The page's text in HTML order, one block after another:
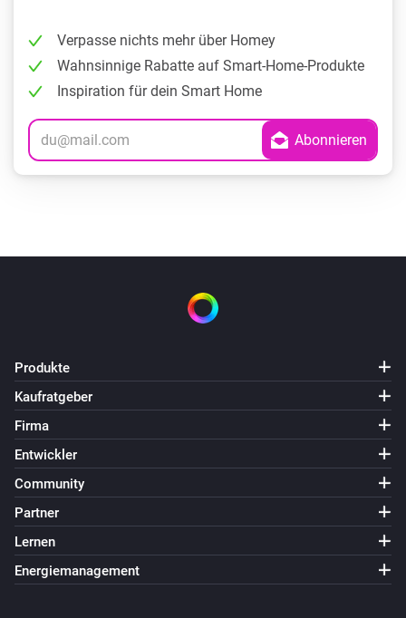
Verpasse nichts mehr über Homey
Wahnsinnige Rabatte auf Smart-Home-Produkte
Inspiration für dein Smart Home
Produkte
Kaufratgeber
Firma
Entwickler
Community
Partner
Lernen
Energiemanagement